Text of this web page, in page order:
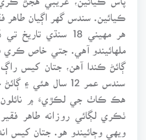
ڪيائين. سندس گهر اڳيان طاهر
هر مهيني 18 سنڌي
ملهائيندو آهي. جتي خاص ڪري
ڳائڻ ڪندا آهن، جتان کيس
سندس عمر 12 سال
هڪ ڪاٺ جي لڪڙيءَ ۾ نائلون
ٺڪري لڳائي روزانه طاهر
ويهي وڄائيندو هو. جتان کيس